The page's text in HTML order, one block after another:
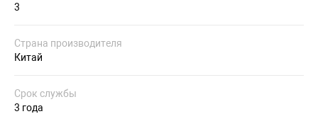
3
Страна производителя
Китай
Срок службы
3 года